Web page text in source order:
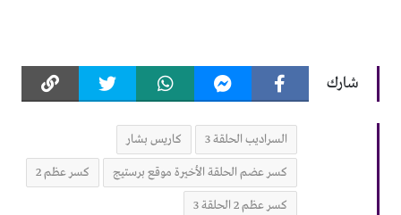
شارك
السراديب الحلقة 3 كاريس بشار
كسر عضم الحلقة الأخيرة موقع برستيج كسر عظم 2
كسر عظم 2 الحلقة 3